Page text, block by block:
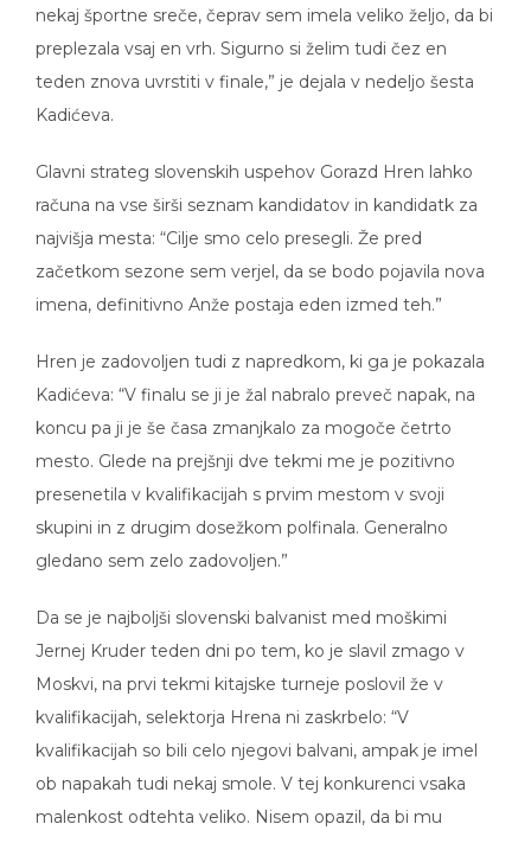
nekaj športne sreče, čeprav sem imela veliko željo, da bi
preplezala vsaj en vrh. Sigurno si želim tudi čez en
teden znova uvrstiti v finale,” je dejala v nedeljo šesta
Kadićeva.
Glavni strateg slovenskih uspehov Gorazd Hren lahko
računa na vse širši seznam kandidatov in kandidatk za
najvišja mesta: “Cilje smo celo presegli. Že pred
začetkom sezone sem verjel, da se bodo pojavila nova
imena, definitivno Anže postaja eden izmed teh.”
Hren je zadovoljen tudi z napredkom, ki ga je pokazala
Kadićeva: “V finalu se ji je žal nabralo preveč napak, na
koncu pa ji je še časa zmanjkalo za mogoče četrto
mesto. Glede na prejšnji dve tekmi me je pozitivno
presenetila v kvalifikacijah s prvim mestom v svoji
skupini in z drugim dosežkom polfinala. Generalno
gledano sem zelo zadovoljen.”
Da se je najboljši slovenski balvanist med moškimi
Jernej Kruder teden dni po tem, ko je slavil zmago v
Moskvi, na prvi tekmi kitajske turneje poslovil že v
kvalifikacijah, selektorja Hrena ni zaskrbelo: “V
kvalifikacijah so bili celo njegovi balvani, ampak je imel
ob napakah tudi nekaj smole. V tej konkurenci vsaka
malenkost odtehta veliko. Nisem opazil, da bi mu